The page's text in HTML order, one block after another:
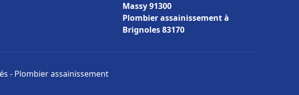
Massy 91300
Plombier assainissement à
Brignoles 83170
- Plombier assainissement